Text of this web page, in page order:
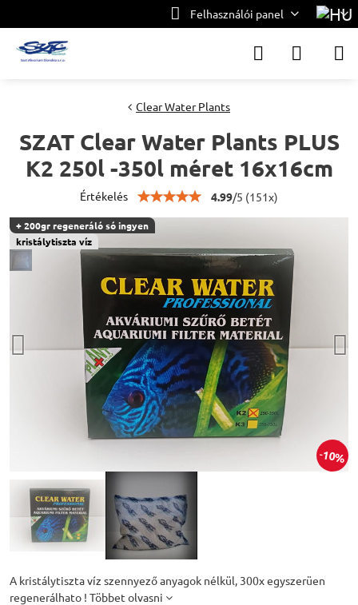
Felhasználói panel
+ 200gr regeneráló só ingyen
kristálytiszta víz
10%
Clear Water Plants
SZAT Clear Water Plants PLUS
K2 250l -350l méret 16x16cm
Értékelés 4.99/5 (151x)
A kristálytiszta víz szennyező anyagok nélkül, 300x egyszerüen
regenerálhato ! Többet olvasni